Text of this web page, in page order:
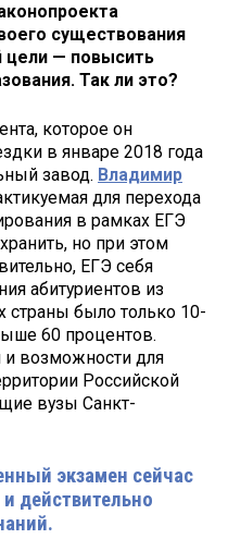
существования
цели — повысить
Так ли это?
которое он
в январе 2018 года
завод. Владимир
для перехода
в рамках ЕГЭ
но при этом
ЕГЭ себя
абитуриентов из
страны было только 10-
60 процентов.
и возможности для
Российской
вузы Санкт-
экзамен сейчас
действительно